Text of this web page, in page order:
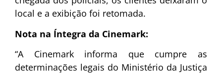
local e a exibição foi retomada.
Nota na Íntegra da Cinemark:
“A Cinemark informa que cumpre as
determinações legais do Ministério da Justiça